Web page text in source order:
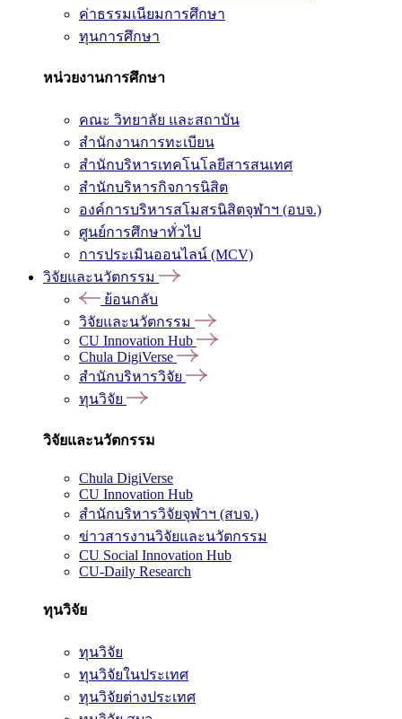
ค่าธรรมเนียมการศึกษา
ทุนการศึกษา
หน่วยงานการศึกษา
คณะ วิทยาลัย และสถาบัน
สำนักงานการทะเบียน
สำนักบริหารเทคโนโลยีสารสนเทศ
สำนักบริหารกิจการนิสิต
องค์การบริหารสโมสรนิสิตจุฬาฯ (อบจ.)
ศูนย์การศึกษาทั่วไป
การประเมินออนไลน์ (MCV)
วิจัยและนวัตกรรม
ย้อนกลับ
วิจัยและนวัตกรรม
CU Innovation Hub
Chula DigiVerse
สำนักบริหารวิจัย
ทุนวิจัย
วิจัยและนวัตกรรม
Chula DigiVerse
CU Innovation Hub
สำนักบริหารวิจัยจุฬาฯ (สบจ.)
ข่าวสารงานวิจัยและนวัตกรรม
CU Social Innovation Hub
CU-Daily Research
ทุนวิจัย
ทุนวิจัย
ทุนวิจัยในประเทศ
ทุนวิจัยต่างประเทศ